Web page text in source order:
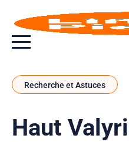
Bouton bascule de menu
Recherche et Astuces
Haut